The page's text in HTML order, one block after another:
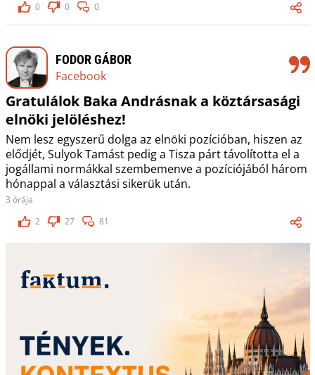
0
0 0
FODOR GÁBOR
Facebook
Gratulálok Baka Andrásnak a köztársasági
elnöki jelöléshez!
Nem lesz egyszerű dolga az elnöki pozícióban, hiszen az
elődjét, Sulyok Tamást pedig a Tisza párt távolította el a
jogállami normákkal szembemenve a pozíciójából három
hónappal a választási sikerük után.
3 órája
2
27 81